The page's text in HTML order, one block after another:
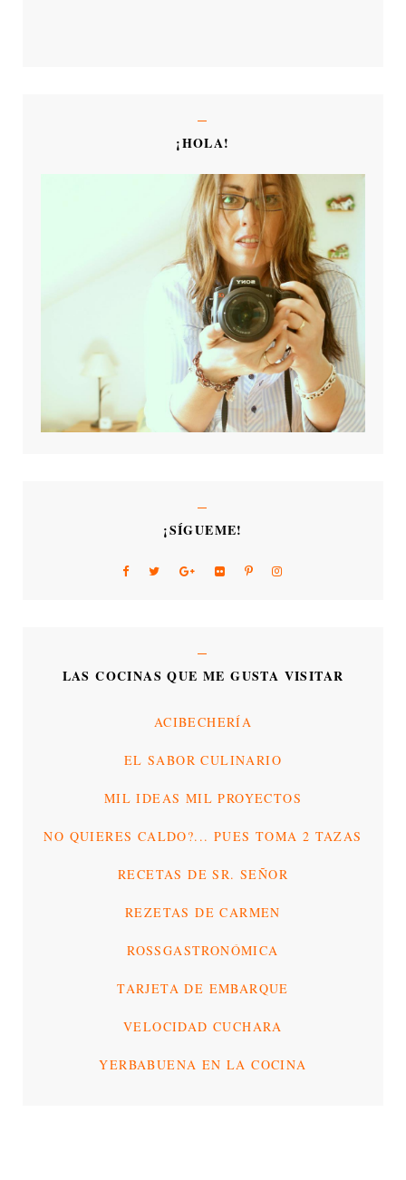
¡HOLA!
¡SÍGUEME!
LAS COCINAS QUE ME GUSTA VISITAR
ACIBECHERÍA
EL SABOR CULINARIO
MIL IDEAS MIL PROYECTOS
NO QUIERES CALDO?... PUES TOMA 2 TAZAS
RECETAS DE SR. SEÑOR
REZETAS DE CARMEN
ROSSGASTRONÓMICA
TARJETA DE EMBARQUE
VELOCIDAD CUCHARA
YERBABUENA EN LA COCINA